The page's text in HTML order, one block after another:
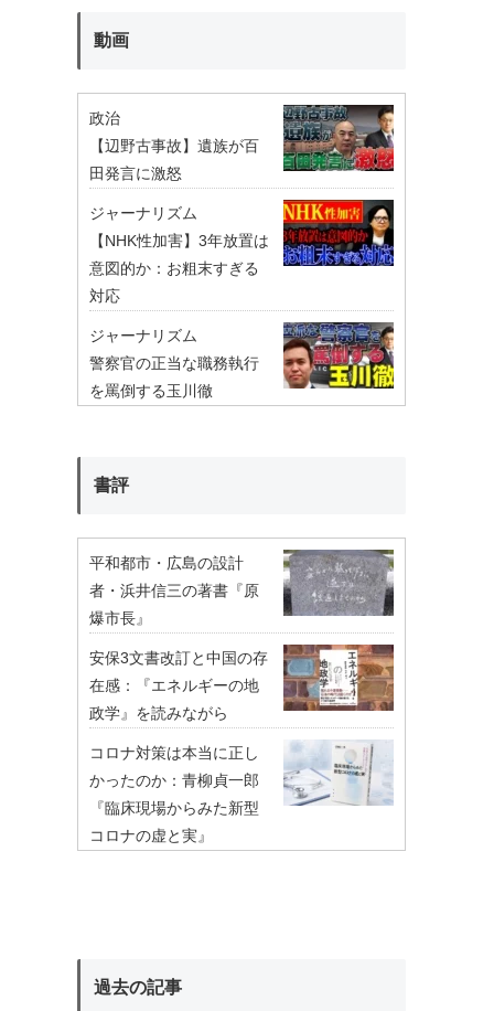
動画
政治
【辺野古事故】遺族が百
田発言に激怒
ジャーナリズム
【NHK性加害】3年放置は
意図的か：お粗末すぎる
対応
ジャーナリズム
警察官の正当な職務執行
を罵倒する玉川徹
書評
平和都市・広島の設計
者・浜井信三の著書『原
爆市長』
安保3文書改訂と中国の存
在感：『エネルギーの地
政学』を読みながら
コロナ対策は本当に正し
かったのか：青柳貞一郎
『臨床現場からみた新型
コロナの虚と実』
過去の記事